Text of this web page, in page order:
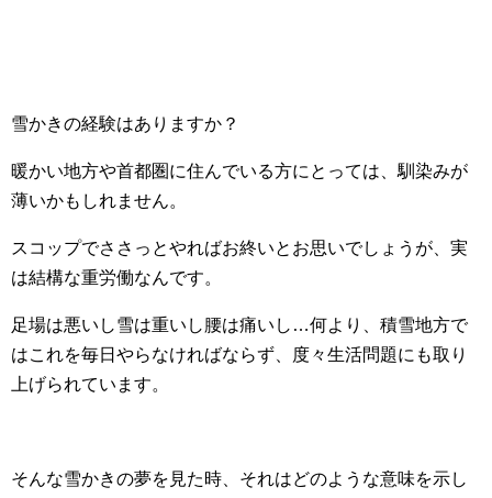
雪かきの経験はありますか？
暖かい地方や首都圏に住んでいる方にとっては、馴染みが
薄いかもしれません。
スコップでささっとやればお終いとお思いでしょうが、実
は結構な重労働なんです。
足場は悪いし雪は重いし腰は痛いし…何より、積雪地方で
はこれを毎日やらなければならず、度々生活問題にも取り
上げられています。
そんな雪かきの夢を見た時、それはどのような意味を示し